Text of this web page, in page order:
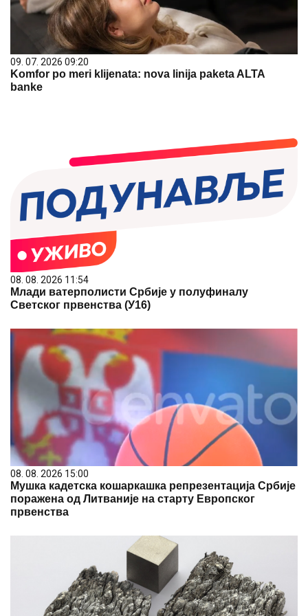
09. 07. 2026 09:20
Komfor po meri klijenata: nova linija paketa ALTA
banke
08. 08. 2026 11:54
Млади ватерполисти Србије у полуфиналу
Светског првенства (У16)
08. 08. 2026 15:00
Мушка кадетска кошаркашка репрезентација Србије
поражена од Литваније на старту Европског
првенства